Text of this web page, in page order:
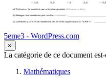
5eme3 - WordPress.com
×
La catégorie de ce document
Mathématiques